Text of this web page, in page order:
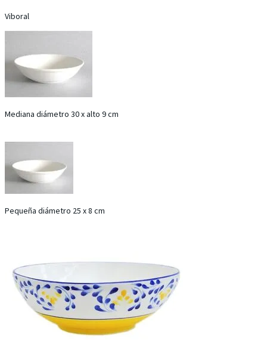
Viboral
Mediana diámetro 30 x alto 9 cm
Pequeña diámetro 25 x 8 cm